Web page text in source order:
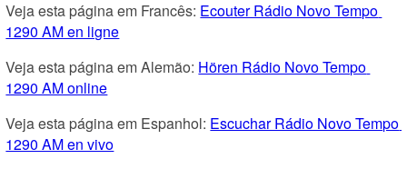
Veja esta página em Francês: Ecouter Rádio Novo Tempo
1290 AM en ligne
Veja esta página em Alemão: Hören Rádio Novo Tempo
1290 AM online
Veja esta página em Espanhol: Escuchar Rádio Novo Tempo
1290 AM en vivo